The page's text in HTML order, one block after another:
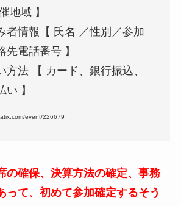
地域 】
者情報【 氏名 ／性別／参加
先電話番号 】
方法 【 カード、銀行振込、
い 】
event/226679
の確保、決算方法の確定、 事務
って、初めて参加確定するそう